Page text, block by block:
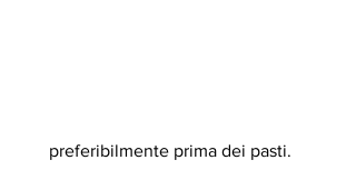
preferibilmente prima dei pasti.